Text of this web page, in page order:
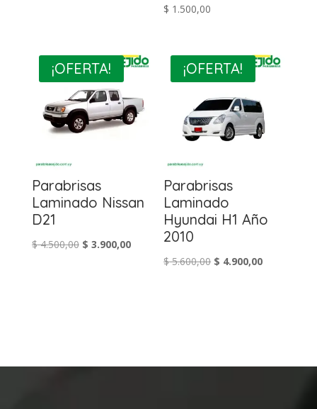
$ 4.300,00.$ 3.900,00.
$ 1.500,00
¡OFERTA!
Parabrisas
Laminado Nissan
D21
$4.500,00 El
$ 3.900,00El
¡OFERTA!
Parabrisas
Laminado
Hyundai H1 Año
2010
$5.600,00 El
$ 4.900,00El